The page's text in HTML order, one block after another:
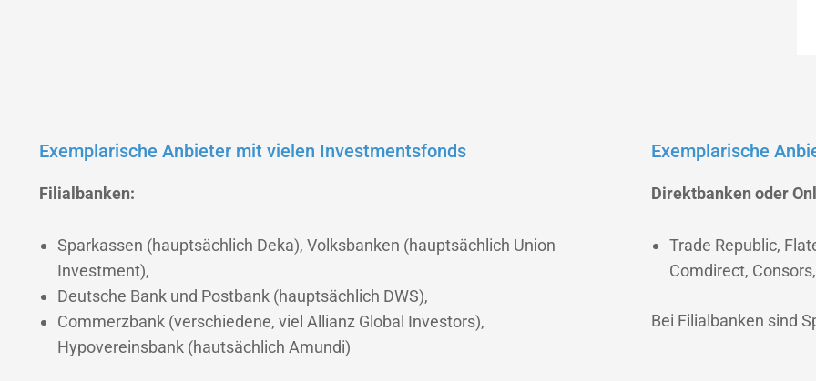
Exemplarische Anbieter mit vielen Investmentsfonds
Filialbanken:
Sparkassen (hauptsächlich Deka), Volksbanken (hauptsächlich Union
Investment),
Deutsche Bank und Postbank (hauptsächlich DWS),
Commerzbank (verschiedene, viel Allianz Global Investors),
Hypovereinsbank (hautsächlich Amundi)
Exemplarische
Direktbanken oder
Trade Republic,
Comdirect,
Bei Filialbanken sind